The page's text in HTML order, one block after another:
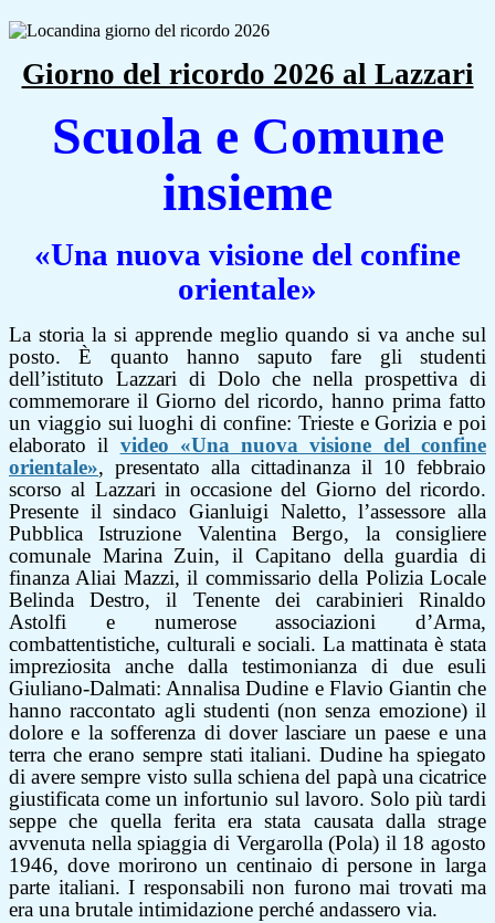
Giorno del ricordo 2026 al Lazzari
Scuola e Comune
insieme
«Una nuova visione del confine
orientale»
La storia la si apprende meglio quando si va anche sul
posto. È quanto hanno saputo fare gli studenti
dell’istituto Lazzari di Dolo che nella prospettiva di
commemorare il Giorno del ricordo, hanno prima fatto
un viaggio sui luoghi di confine: Trieste e Gorizia e poi
elaborato il video «Una nuova visione del confine
orientale», presentato alla cittadinanza il 10 febbraio
scorso al Lazzari in occasione del Giorno del ricordo.
Presente il sindaco Gianluigi Naletto, l’assessore alla
Pubblica Istruzione Valentina Bergo, la consigliere
comunale Marina Zuin, il Capitano della guardia di
finanza Aliai Mazzi, il commissario della Polizia Locale
Belinda Destro, il Tenente dei carabinieri Rinaldo
Astolfi e numerose associazioni d’Arma,
combattentistiche, culturali e sociali. La mattinata è stata
impreziosita anche dalla testimonianza di due esuli
Giuliano-Dalmati: Annalisa Dudine e Flavio Giantin che
hanno raccontato agli studenti (non senza emozione) il
dolore e la sofferenza di dover lasciare un paese e una
terra che erano sempre stati italiani. Dudine ha spiegato
di avere sempre visto sulla schiena del papà una cicatrice
giustificata come un infortunio sul lavoro. Solo più tardi
seppe che quella ferita era stata causata dalla strage
avvenuta nella spiaggia di Vergarolla (Pola) il 18 agosto
1946, dove morirono un centinaio di persone in larga
parte italiani. I responsabili non furono mai trovati ma
era una brutale intimidazione perché andassero via.